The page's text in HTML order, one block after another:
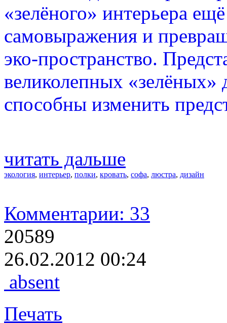
«зелёного» интерьера
самовыражения и
эко-пространство.
великолепных «зелёных»
способны изменить
читать дальше
экология, интерьер, полки, кровать, софа, люстра, дизайн
Комментарии: 33
20589
26.02.2012 00:24
absent
Печать